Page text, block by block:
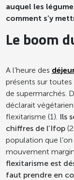
auquel les
comment s’y
Le boom
A l’heure des
présents sur toutes
de supermarchés.
déclarait
flexitarisme (1). Ils
chiffres de l’Ifop
population que
mouvement
flexitarisme est
faut prendre en